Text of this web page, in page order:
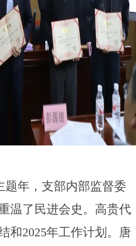
题年，支部内部监督委
温了民进会史。高贵代
和2025年工作计划。唐